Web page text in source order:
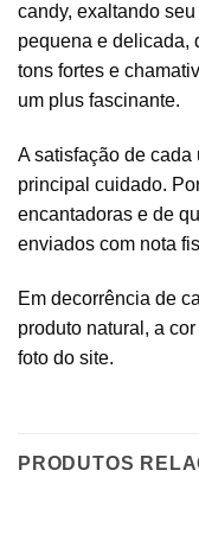
candy, exaltando
pequena e delicada,
tons fortes e
um plus fascinante.
A satisfação de
principal cuidado.
encantadoras e de
enviados com nota
Em decorrência de
produto natural, a
foto do site.
PRODUTOS